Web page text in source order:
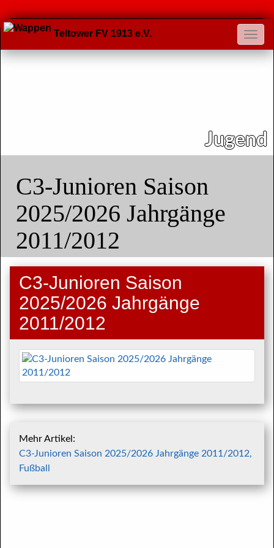
Teltower FV 1913 e.V.
Jugend
C3-Junioren Saison
2025/2026 Jahrgänge
2011/2012
C3-Junioren Saison
2025/2026 Jahrgänge
2011/2012
Mehr Artikel:
C3-Junioren Saison 2025/2026 Jahrgänge 2011/2012,
Fußball